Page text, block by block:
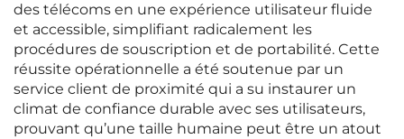
des télécoms en une expérience utilisateur fluide
et accessible, simplifiant radicalement les
procédures de souscription et de portabilité. Cette
réussite opérationnelle a été soutenue par un
service client de proximité qui a su instaurer un
climat de confiance durable avec ses utilisateurs,
prouvant qu’une taille humaine peut être un atout